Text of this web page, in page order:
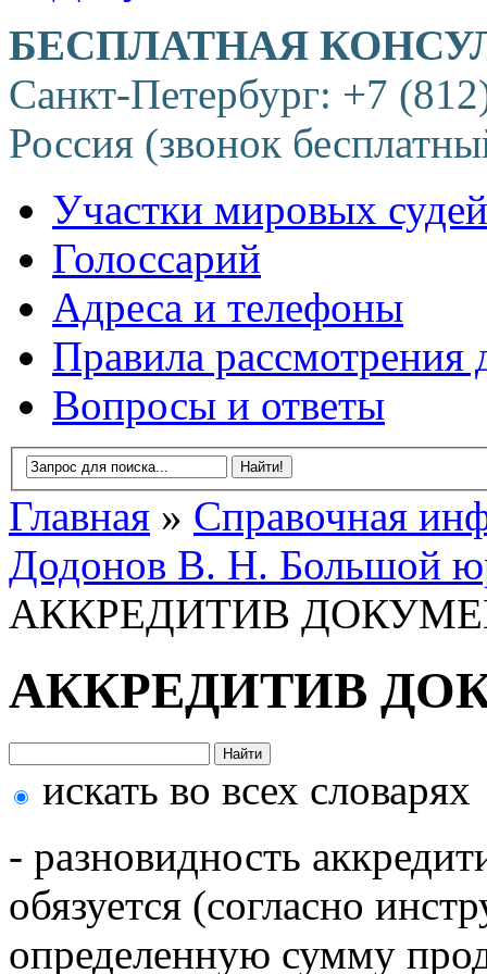
БЕСПЛАТНАЯ
Санкт-Петербург: +7
Россия (звонок
Участки мировых судей
Голоссарий
Адреса и телефоны
Правила рассмотрения
Вопросы и ответы
Главная » Справочная
Додонов В. Н. Большой
АККРЕДИТИВ
АККРЕДИТИВ
искать во всех словарях
- разновидность
обязуется (согласно
определенную сумму